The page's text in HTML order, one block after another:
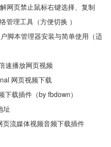
网页禁止鼠标右键选择、复制
管理工具（方便切换 ）
脚本管理器安装与简单使用（适
速播放网页视频
网页视频下载
载插件（by fbdown）
址
流媒体视频音频下载插件